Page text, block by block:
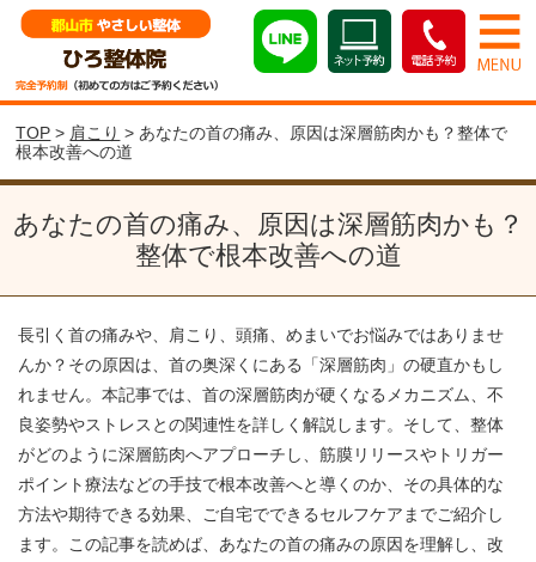
TOP > 肩こり > あなたの首の痛み、原因は深層筋肉かも？整体で
根本改善への道
あなたの首の痛み、原因は深層筋肉かも？
整体で根本改善への道
長引く首の痛みや、肩こり、頭痛、めまいでお悩みではありませ
んか？その原因は、首の奥深くにある「深層筋肉」の硬直かもし
れません。本記事では、首の深層筋肉が硬くなるメカニズム、不
良姿勢やストレスとの関連性を詳しく解説します。そして、整体
がどのように深層筋肉へアプローチし、筋膜リリースやトリガー
ポイント療法などの手技で根本改善へと導くのか、その具体的な
方法や期待できる効果、ご自宅でできるセルフケアまでご紹介し
ます。この記事を読めば、あなたの首の痛みの原因を理解し、改